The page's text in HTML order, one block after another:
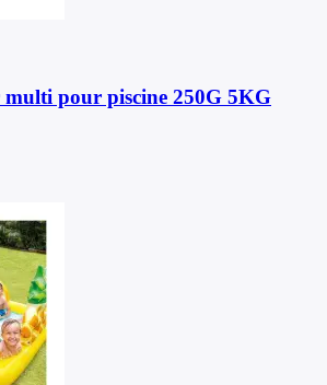
pour piscine 250G 5KG